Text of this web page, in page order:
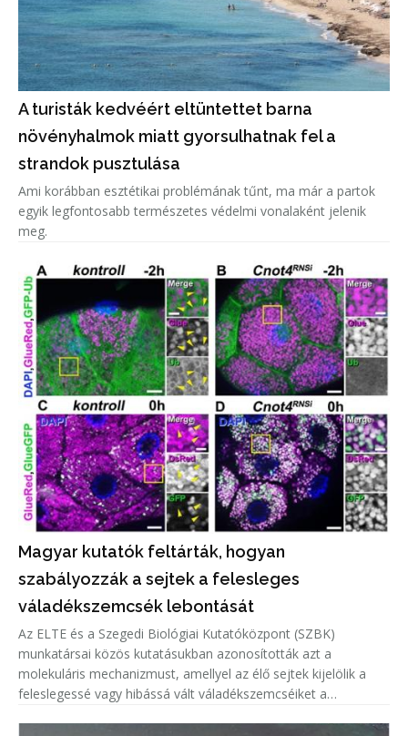
A turisták kedvéért eltüntettet barna
növényhalmok miatt gyorsulhatnak fel a
strandok pusztulása
Ami korábban esztétikai problémának tűnt, ma már a partok
egyik legfontosabb természetes védelmi vonalaként jelenik
meg.
Magyar kutatók feltárták, hogyan
szabályozzák a sejtek a felesleges
váladékszemcsék lebontását
Az ELTE és a Szegedi Biológiai Kutatóközpont (SZBK)
munkatársai közös kutatásukban azonosították azt a
molekuláris mechanizmust, amellyel az élő sejtek kijelölik a
feleslegessé vagy hibássá vált váladékszemcséiket a